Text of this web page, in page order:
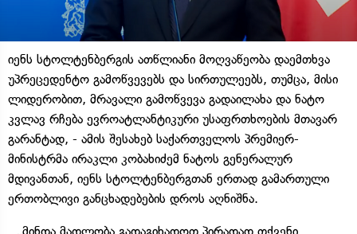
იენს სტოლტენბერგის ათწლიანი მოღვაწეობა დაემთხვა
უპრეცედენტო გამოწვევებს და სირთულეებს, თუმცა, მისი
ლიდერობით, მრავალი გამოწვევა გადაილახა და ნატო
კვლავ რჩება ევროატლანტიკური უსაფრთხოების მთავარ
გარანტად, - ამის შესახებ საქართველოს პრემიერ-
მინისტრმა ირაკლი კობახიძემ ნატოს გენერალურ
მდივანთან, იენს სტოლტენბერგთან ერთად გამართული
ერთობლივი განცხადებების დროს აღნიშნა.